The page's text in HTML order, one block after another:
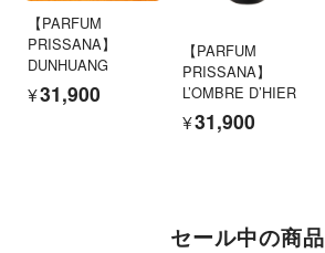
【PARFUM
PRISSANA】
DUNHUANG
¥31,900
【PARFUM
PRISSANA】
L’OMBRE D’HIER
¥31,900
セール中の商品